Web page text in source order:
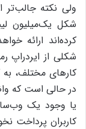
ولی نکته جالب‌تر
شکل یک‌میلیون
کرده‌اند ارائه
شکلی از ایردراپ
کارهای مختلف، به
در حالی است که
یا وجود یک
کاربران پرداخت